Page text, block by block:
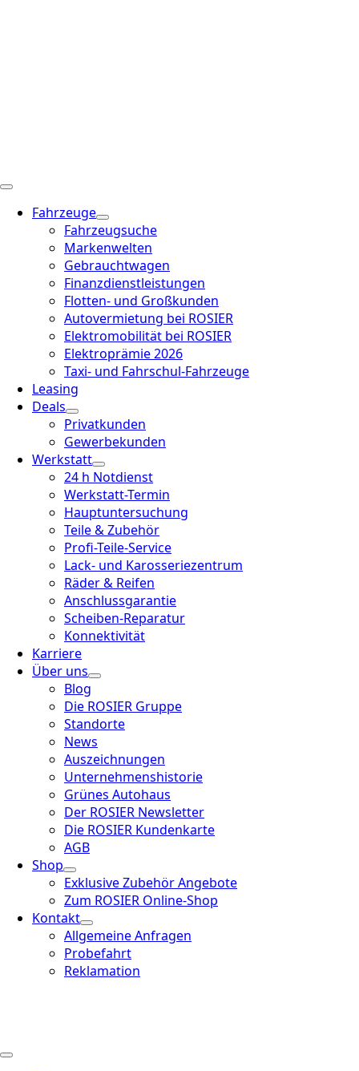
Fahrzeuge
Fahrzeugsuche
Markenwelten
Gebrauchtwagen
Finanzdienstleistungen
Flotten- und Großkunden
Autovermietung bei ROSIER
Elektromobilität bei ROSIER
Elektroprämie 2026
Taxi- und Fahrschul-Fahrzeuge
Leasing
Deals
Privatkunden
Gewerbekunden
Werkstatt
24 h Notdienst
Werkstatt-Termin
Hauptuntersuchung
Teile & Zubehör
Profi-Teile-Service
Lack- und Karosseriezentrum
Räder & Reifen
Anschlussgarantie
Scheiben-Reparatur
Konnektivität
Karriere
Über uns
Blog
Die ROSIER Gruppe
Standorte
News
Auszeichnungen
Unternehmenshistorie
Grünes Autohaus
Der ROSIER Newsletter
Die ROSIER Kundenkarte
AGB
Shop
Exklusive Zubehör Angebote
Zum ROSIER Online-Shop
Kontakt
Allgemeine Anfragen
Probefahrt
Reklamation